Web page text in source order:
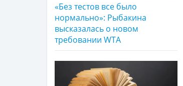
«Без тестов все было
нормально»: Рыбакина
высказалась о новом
требовании WTA